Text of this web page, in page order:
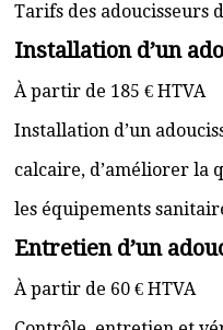
Tarifs des adoucisseurs
Installation d’un
À partir de 185 € HTVA
Installation d’un
calcaire, d’améliorer la
les équipements
Entretien d’un
À partir de 60 € HTVA